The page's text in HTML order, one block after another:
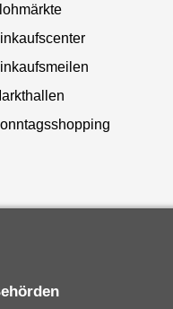
Behörden